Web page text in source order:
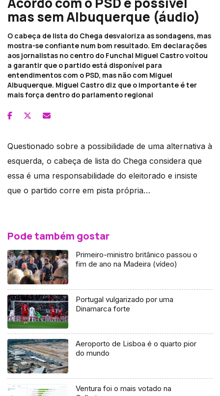
mas sem Albuquerque (áudio)
O cabeça de lista do Chega desvaloriza as sondagens, mas
mostra-se confiante num bom resultado. Em declarações
aos jornalistas no centro do Funchal Miguel Castro voltou
a garantir que o partido está disponível para
entendimentos com o PSD, mas não com Miguel
Albuquerque. Miguel Castro diz que o importante é ter
mais força dentro do parlamento regional
Questionado sobre a possibilidade de uma alternativa à
esquerda, o cabeça de lista do Chega considera que
essa é uma responsabilidade do eleitorado e insiste
que o partido corre em pista própria…
Pode também gostar
Primeiro-ministro britânico passou o
fim de ano na Madeira (vídeo)
Portugal vulgarizado por uma
Dinamarca forte
Aeroporto de Lisboa é o quarto pior
do mundo
Ventura foi o mais votado na